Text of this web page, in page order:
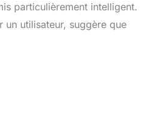
particulièrement intelligent.
un utilisateur, suggère que